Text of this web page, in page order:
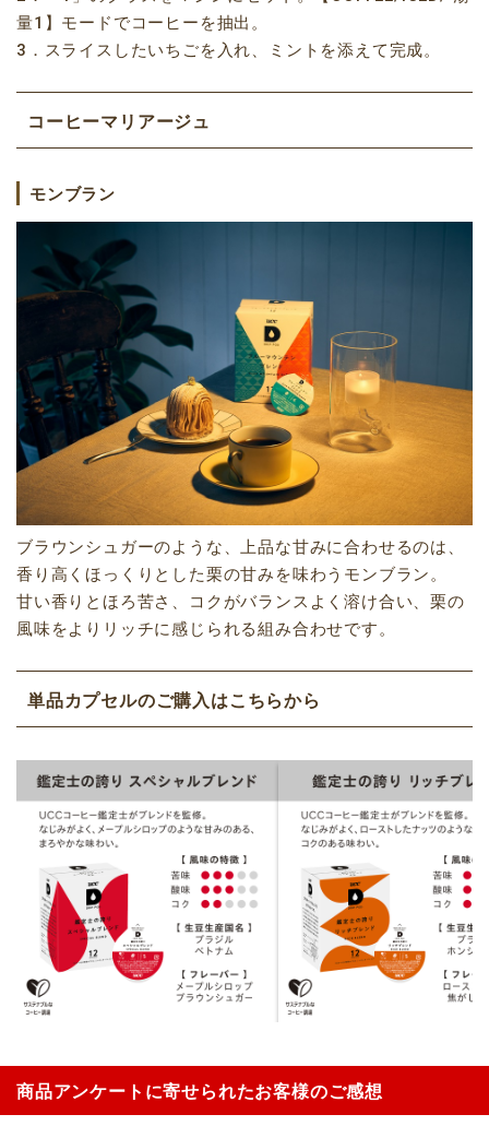
量1】モードでコーヒーを抽出。
3．スライスしたいちごを入れ、ミントを添えて完成。
コーヒーマリアージュ
モンブラン
ブラウンシュガーのような、上品な甘みに合わせるのは、
香り高くほっくりとした栗の甘みを味わうモンブラン。
甘い香りとほろ苦さ、コクがバランスよく溶け合い、栗の
風味をよりリッチに感じられる組み合わせです。
単品カプセルのご購入はこちらから
商品アンケートに寄せられたお客様のご感想